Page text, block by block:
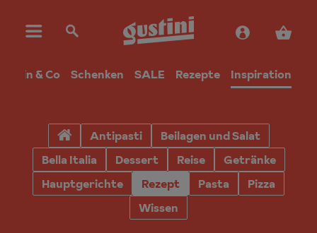
Wein & Co Schenken SALE Rezepte Inspiration
Antipasti
Beilagen und Salat
Bella Italia
Dessert Reise
Getränke
Hauptgerichte
Rezept Pasta
Pizza
Wissen